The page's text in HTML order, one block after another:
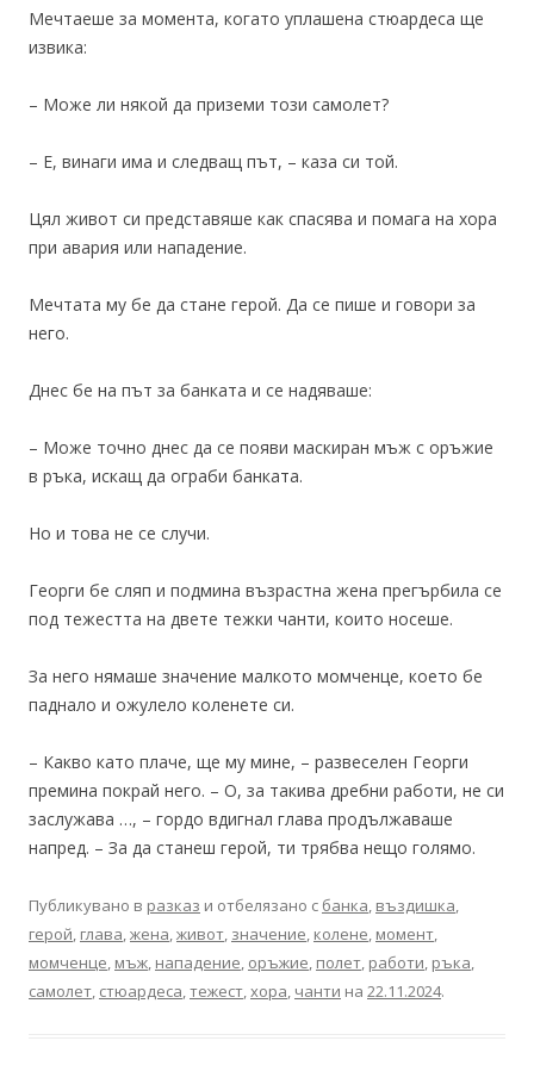
Мечтаеше за момента, когато уплашена стюардеса ще
извика:
– Може ли някой да приземи този самолет?
– Е, винаги има и следващ път, – каза си той.
Цял живот си представяше как спасява и помага на хора
при авария или нападение.
Мечтата му бе да стане герой. Да се пише и говори за
него.
Днес бе на път за банката и се надяваше:
– Може точно днес да се появи маскиран мъж с оръжие
в ръка, искащ да ограби банката.
Но и това не се случи.
Георги бе сляп и подмина възрастна жена прегърбила се
под тежестта на двете тежки чанти, които носеше.
За него нямаше значение малкото момченце, което бе
паднало и ожулело коленете си.
– Какво като плаче, ще му мине, – развеселен Георги
премина покрай него. – О, за такива дребни работи, не си
заслужава …, – гордо вдигнал глава продължаваше
напред. – За да станеш герой, ти трябва нещо голямо.
Публикувано в разказ и отбелязано с банка, въздишка,
герой, глава,жена,живот, значение, колене, момент,
момченце, мъж, нападение, оръжие, полет, работи, ръка,
самолет, стюардеса,тежест,хора, чанти на 22.11.2024.